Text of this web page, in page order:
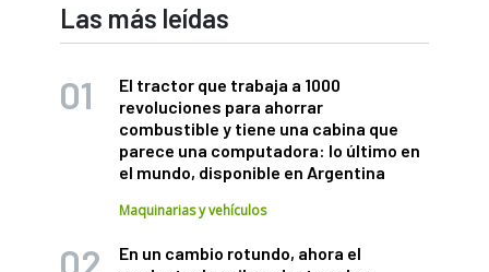
Las más leídas
El tractor que trabaja a 1000
revoluciones para ahorrar
combustible y tiene una cabina que
parece una computadora: lo último en
el mundo, disponible en Argentina
Maquinarias y vehículos
En un cambio rotundo, ahora el